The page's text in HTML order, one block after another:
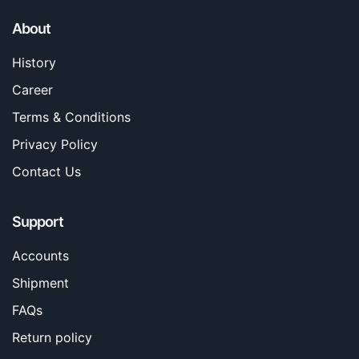
About
History
Career
Terms & Conditions
Privacy Policy
Contact Us
Support
Accounts
Shipment
FAQs
Return policy